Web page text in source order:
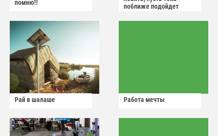
помню!!
поближе подойдет
Рай в шалаше Работа мечты